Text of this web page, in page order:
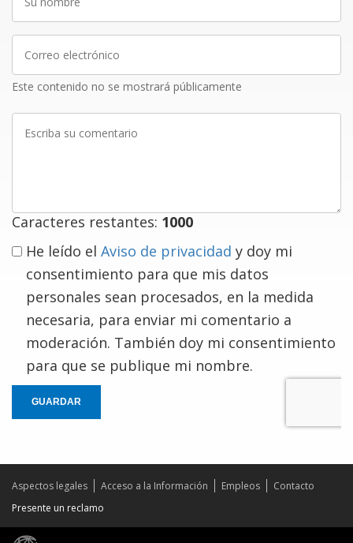
nombre
Correo
electrónico
Este contenido no se mostrará públicamente
Escriba
Caracteres restantes: 1000
He leído el Aviso de privacidad y doy mi
consentimiento para que mis datos
personales sean procesados, en la medida
necesaria, para enviar mi comentario a
moderación. También doy mi consentimiento
para que se publique mi nombre.
GUARDAR
Aspectos legales Acceso a la Información Empleos
Contacto
Presente un reclamo